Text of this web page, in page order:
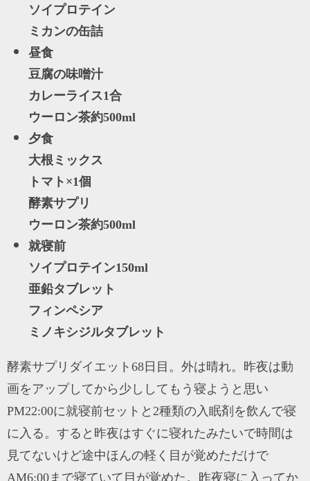
ソイプロテイン
ミカンの缶詰
昼食
豆腐の味噌汁
カレーライス1合
ウーロン茶約500ml
夕食
大根ミックス
トマト×1個
酵素サプリ
ウーロン茶約500ml
就寝前
ソイプロテイン150ml
亜鉛タブレット
フィンペシア
ミノキシジルタブレット
酵素サプリダイエット68日目。外は晴れ。昨夜は動
画をアップしてから少ししてもう寝ようと思い
PM22:00に就寝前セットと2種類の入眠剤を飲んで寝
に入る。すると昨夜はすぐに寝れたみたいで時間は
見てないけど途中ほんの軽く目が覚めただけで
AM6:00まで寝ていて目が覚めた。昨夜寝に入ってか